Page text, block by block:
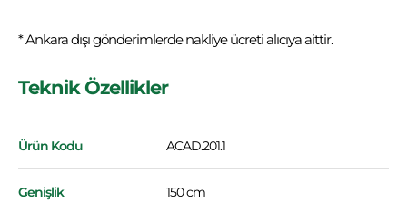
* Ankara dışı gönderimlerde nakliye ücreti alıcıya aittir.
Teknik Özellikler
Ürün Kodu ACAD.201.1
Genişlik 150 cm